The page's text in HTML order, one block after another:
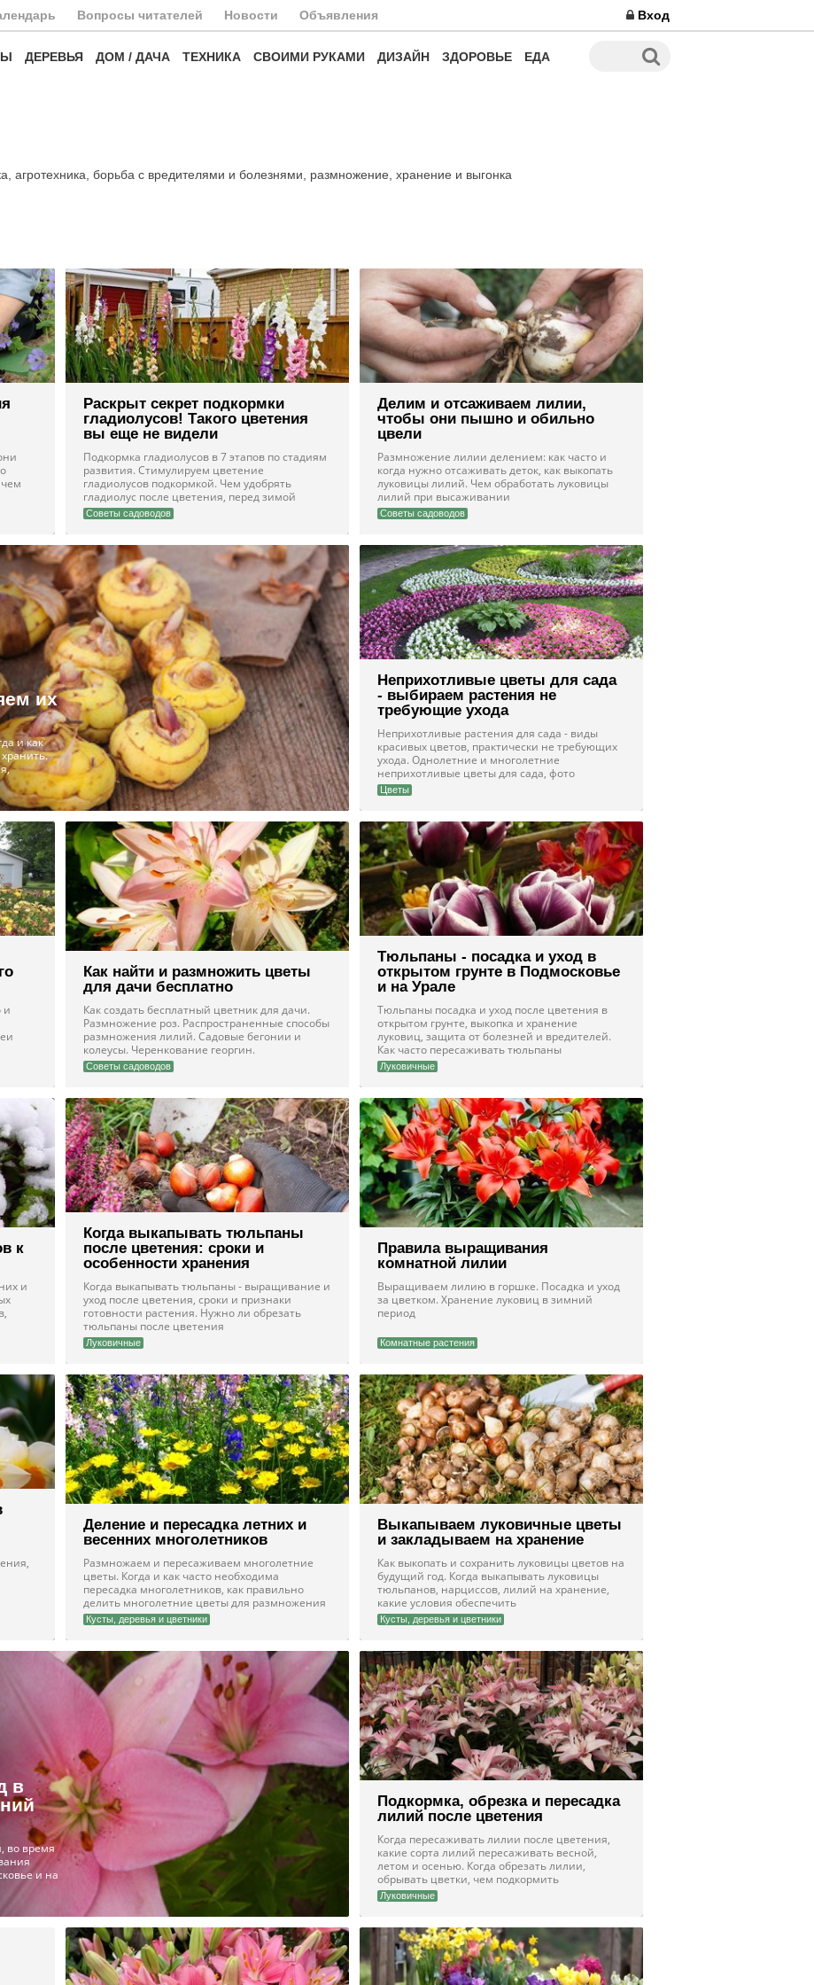
Вопросы читателей Новости Объявления Вход
ДЕРЕВЬЯ ДОМ / ДАЧА ТЕХНИКА СВОИМИ РУКАМИ ДИЗАЙН ЗДОРОВЬЕ ЕДА
агротехника, борьба с вредителями и болезнями, размножение, хранение и выгонка
Раскрыт секрет подкормки
гладиолусов! Такого цветения
вы еще не видели
Подкормка гладиолусов в 7 этапов по стадиям
развития. Стимулируем цветение
гладиолусов подкормкой. Чем удобрять
гладиолус после цветения, перед зимой
Советы садоводов
Делим и отсаживаем лилии,
чтобы они пышно и обильно
цвели
Размножение лилии делением: как часто и
когда нужно отсаживать деток, как выкопать
луковицы лилий. Чем обработать луковицы
лилий при высаживании
Советы садоводов
их
и как
Неприхотливые цветы для сада
- выбираем растения не
требующие ухода
Неприхотливые растения для сада - виды
красивых цветов, практически не требующих
ухода. Однолетние и многолетние
неприхотливые цветы для сада, фото
Цветы
и
Как найти и размножить цветы
для дачи бесплатно
Как создать бесплатный цветник для дачи.
Размножение роз. Распространенные способы
размножения лилий. Садовые бегонии и
колеусы. Черенкование георгин.
Советы садоводов
Тюльпаны - посадка и уход в
открытом грунте в Подмосковье
и на Урале
Тюльпаны посадка и уход после цветения в
открытом грунте, выкопка и хранение
луковиц, защита от болезней и вредителей.
Как часто пересаживать тюльпаны
Луковичные
к
и
Когда выкапывать тюльпаны
после цветения: сроки и
особенности хранения
Когда выкапывать тюльпаны - выращивание и
уход после цветения, сроки и признаки
готовности растения. Нужно ли обрезать
тюльпаны после цветения
Луковичные
Правила выращивания
комнатной лилии
Выращиваем лилию в горшке. Посадка и уход
за цветком. Хранение луковиц в зимний
период
Комнатные растения
Деление и пересадка летних и
весенних многолетников
Размножаем и пересаживаем многолетние
цветы. Когда и как часто необходима
пересадка многолетников, как правильно
делить многолетние цветы для размножения
Кусты, деревья и цветники
Выкапываем луковичные цветы
и закладываем на хранение
Как выкопать и сохранить луковицы цветов на
будущий год. Когда выкапывать луковицы
тюльпанов, нарциссов, лилий на хранение,
какие условия обеспечить
Кусты, деревья и цветники
в
во время
и на
Подкормка, обрезка и пересадка
лилий после цветения
Когда пересаживать лилии после цветения,
какие сорта лилий пересаживать весной,
летом и осенью. Когда обрезать лилии,
обрывать цветки, чем подкормить
Луковичные